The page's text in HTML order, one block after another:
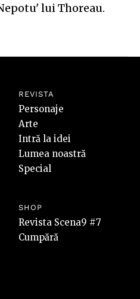
lui Thoreau.
REVISTA
Personaje
Arte
Intră la idei
Lumea noastră
Special
SHOP
Revista Scena9 #7
Cumpără